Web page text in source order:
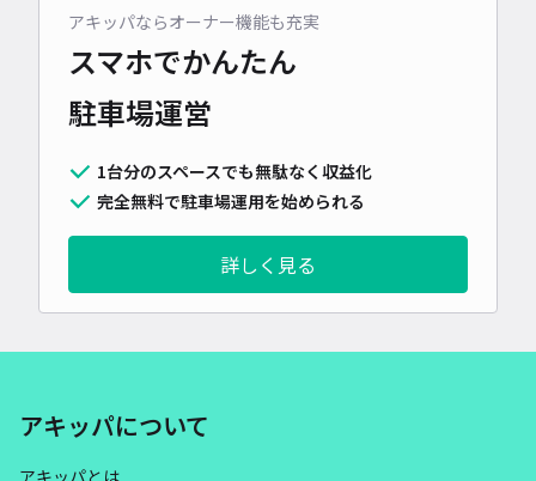
アキッパならオーナー機能も充実
スマホでかんたん
駐車場運営
1台分のスペースでも無駄なく収益化
完全無料で駐車場運用を始められる
詳しく見る
アキッパについて